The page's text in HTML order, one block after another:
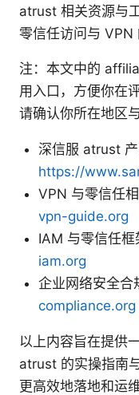
atrust 相关资源与
零信任访问与 VPN
注：本文中的
用入口，方便你在
请确认你所在地区
深信服 atrust
https://
VPN 与零信任
vpn-guide.org
IAM 与零信任框
iam.org
企业网络安全合
compliance.org
以上内容旨在提供
atrust 的实操指南
更高效地落地和运